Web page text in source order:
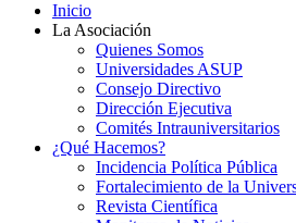
Inicio
La Asociación
Quienes Somos
Universidades ASUP
Consejo Directivo
Dirección Ejecutiva
Comités Intrauniversitarios
¿Qué Hacemos?
Incidencia Política Pública
Fortalecimiento de la
Revista Científica